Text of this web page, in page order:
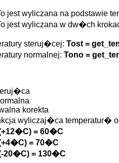
jest wyliczana na podstawie
jest wyliczana w dw�ch
steruj�cej: Tost =
normalnej: Tono =
korekta
wyliczaj�ca temperatur�
= 60�C
= 70�C
20�C) = 130�C